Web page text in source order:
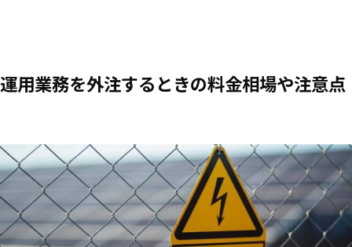
運用業務を外注するときの料金相場や注意点